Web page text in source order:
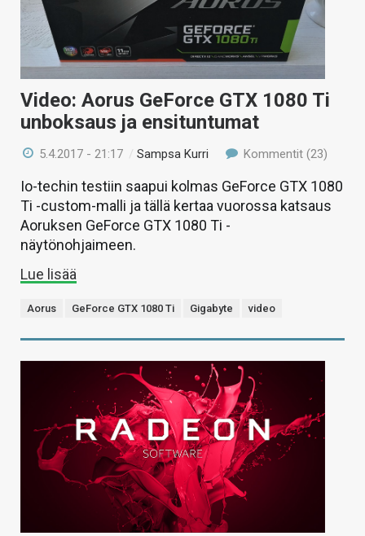
Video: Aorus GeForce GTX 1080 Ti
unboksaus ja ensituntumat
5.4.2017 - 21:17 /Sampsa Kurri Kommentit (23)
Io-techin testiin saapui kolmas GeForce GTX 1080
Ti -custom-malli ja tällä kertaa vuorossa katsaus
Aoruksen GeForce GTX 1080 Ti -
näytönohjaimeen.
Lue lisää
Aorus GeForce GTX 1080 Ti Gigabyte video